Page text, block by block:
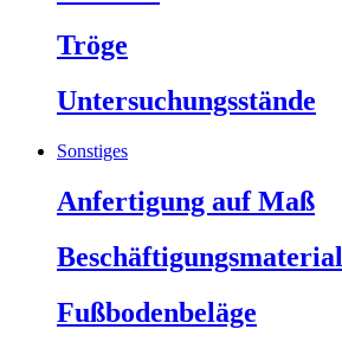
Tröge
Untersuchungsstände
Sonstiges
Anfertigung auf Maß
Beschäftigungsmaterial
Fußbodenbeläge